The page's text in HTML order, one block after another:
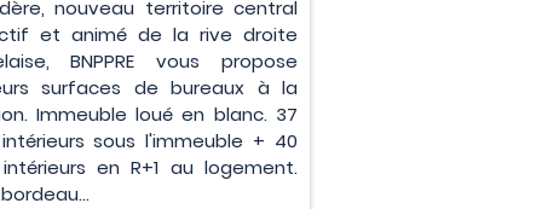
nouveau territoire central
et animé de la rive droite
BNPPRE vous propose
surfaces de bureaux à la
Immeuble loué en blanc. 37
sous l'immeuble + 40
en R+1 au logement.